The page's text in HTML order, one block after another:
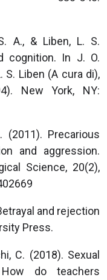
A., & Liben, L. S.
cognition. In J. O.
S. Liben (A cura di),
New York, NY:
(2011). Precarious
and aggression.
Science, 20(2),
and rejection
Press.
C. (2018). Sexual
do teachers